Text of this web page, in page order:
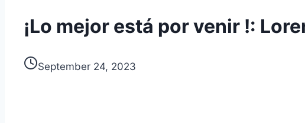
¡Lo mejor está por venir !:
September 24, 2023